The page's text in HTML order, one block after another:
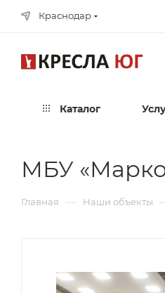
Краснодар
Каталог
МБУ
Главная — Наши объекты